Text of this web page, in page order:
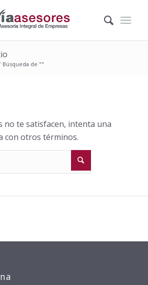
Búsqueda de ""
no te satisfacen, intenta una
con otros términos.